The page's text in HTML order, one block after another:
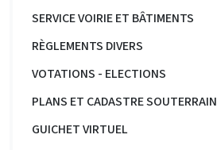
SERVICE VOIRIE ET BÂTIMENTS
RÈGLEMENTS DIVERS
VOTATIONS - ELECTIONS
PLANS ET CADASTRE SOUTERRAIN
GUICHET VIRTUEL